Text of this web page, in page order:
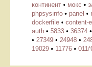
континент • мокс •
phpsysinfo • panel •
dockerfile • content-
auth • 5833 • 36374 •
• 27349 • 24948 •
19029 • 11776 •